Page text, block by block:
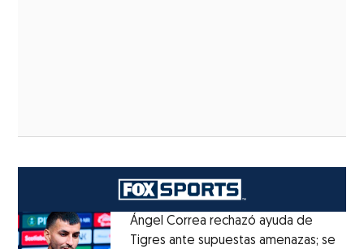
Ángel Correa rechazó ayuda de
Tigres ante supuestas amenazas; se